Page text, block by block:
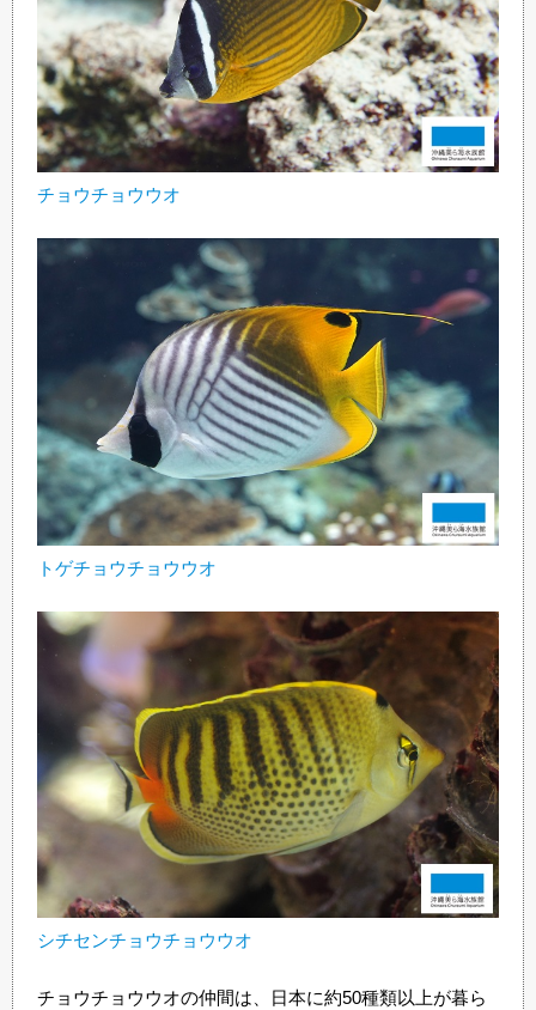
チョウチョウウオ
トゲチョウチョウウオ
シチセンチョウチョウウオ
チョウチョウウオの仲間は、日本に約50種類以上が暮ら